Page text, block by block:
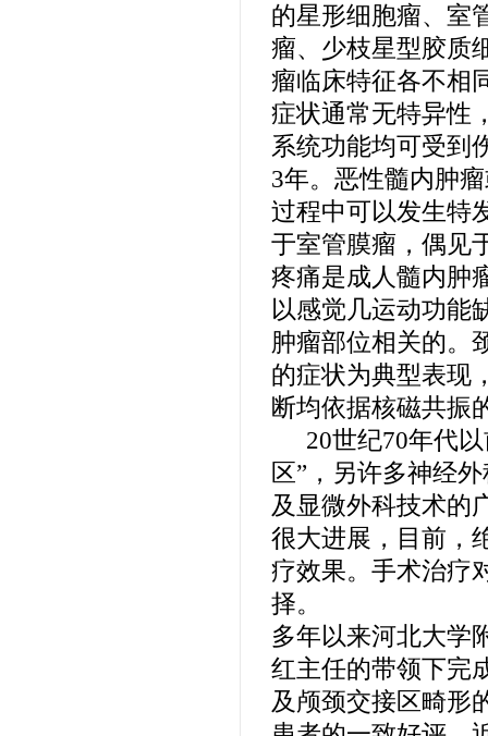
的星形细胞瘤、室
瘤、少枝星型胶质
瘤临床特征各不相
症状通常无特异性
系统功能均可受到
3年。恶性髓内肿
过程中可以发生特
于室管膜瘤，偶见
疼痛是成人髓内肿
以感觉几运动功能
肿瘤部位相关的。
的症状为典型表现
断均依据核磁共振
20世纪70年代
区” ，另许多神经
及显微外科技术的
很大进展，目前，
疗效果。手术治疗
择。
多年以来河北大学
红主任的带领下完
及颅颈交接区畸形